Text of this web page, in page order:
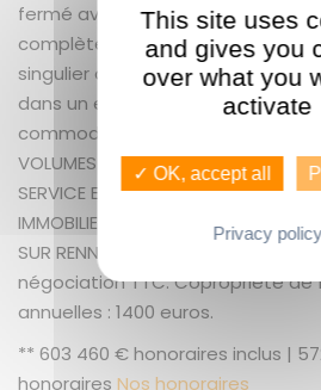
fermé avec porte motorisée et
complète les prestations de ce
singulier offrant les volumes et
dans un environnement
commodités. LES PLUS :
VOLUMES - GARAGE GUENNO
SERVICE EXCEPTIONNEL COMME
IMMOBILIER : LE PLUS GRAND CHOIX
SUR RENNES ET ALENTOURS +
négociation TTC. Copropriété de
annuelles : 1400 euros.
** 603 460 € honoraires inclus |
honoraires Nos honoraires
This site uses
and gives you
over what you
activate
✓ OK, accept all
Privacy policy